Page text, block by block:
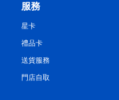
服務
星卡
禮品卡
送貨服務
門店自取